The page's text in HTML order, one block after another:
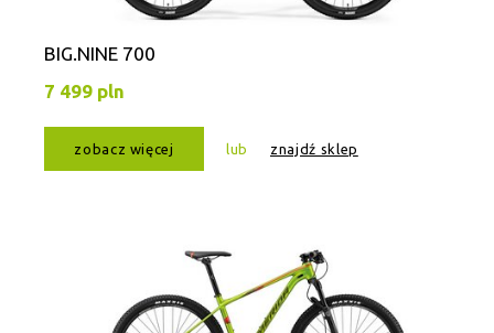
BIG.NINE 700
7 499 pln
zobacz więcej lub znajdź sklep